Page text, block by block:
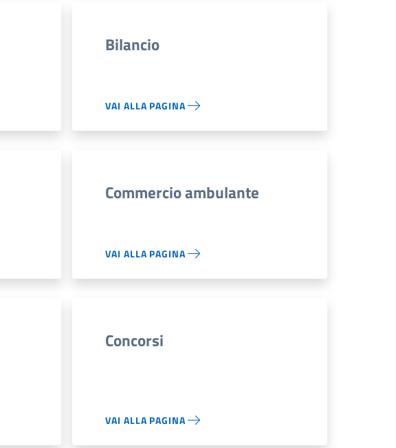
Bilancio
VAI ALLA PAGINA
Commercio ambulante
VAI ALLA PAGINA
Concorsi
VAI ALLA PAGINA